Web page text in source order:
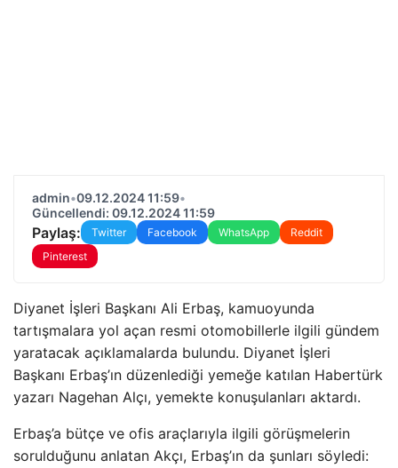
admin•09.12.2024 11:59•
Güncellendi: 09.12.2024 11:59
Paylaş: Twitter Facebook WhatsApp
Reddit
Pinterest
Diyanet İşleri Başkanı Ali Erbaş, kamuoyunda
tartışmalara yol açan resmi otomobillerle ilgili gündem
yaratacak açıklamalarda bulundu. Diyanet İşleri
Başkanı Erbaş’ın düzenlediği yemeğe katılan Habertürk
yazarı Nagehan Alçı, yemekte konuşulanları aktardı.
Erbaş’a bütçe ve ofis araçlarıyla ilgili görüşmelerin
sorulduğunu anlatan Akçı, Erbaş’ın da şunları söyledi: